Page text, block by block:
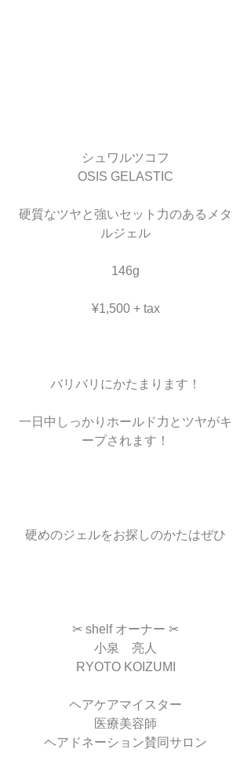
シュワルツコフ
OSIS GELASTIC
硬質なツヤと強いセット力のあるメタ
ルジェル
146g
¥1,500 + tax
バリバリにかたまります！
一日中しっかりホールド力とツヤがキ
ープされます！
硬めのジェルをお探しのかたはぜひ
✂︎ shelf オーナー ✂︎
小泉　亮人
RYOTO KOIZUMI
ヘアケアマイスター
医療美容師
ヘアドネーション賛同サロン